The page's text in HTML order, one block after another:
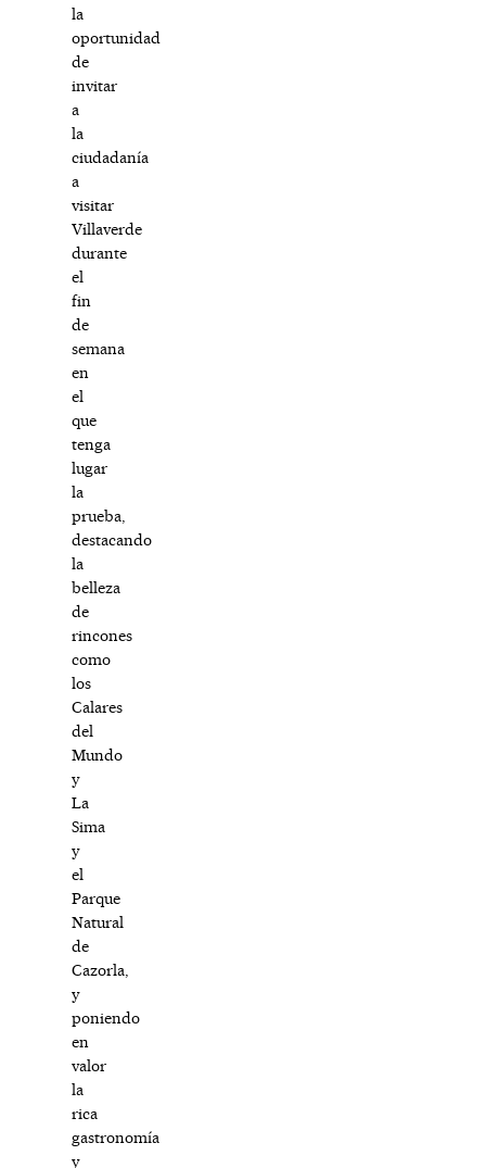
la
oportunidad
de
invitar
a
la
ciudadanía
a
visitar
Villaverde
durante
el
fin
de
semana
en
el
que
tenga
lugar
la
prueba,
destacando
la
belleza
de
rincones
como
los
Calares
del
Mundo
y
La
Sima
y
el
Parque
Natural
de
Cazorla,
y
poniendo
en
valor
la
rica
gastronomía
y